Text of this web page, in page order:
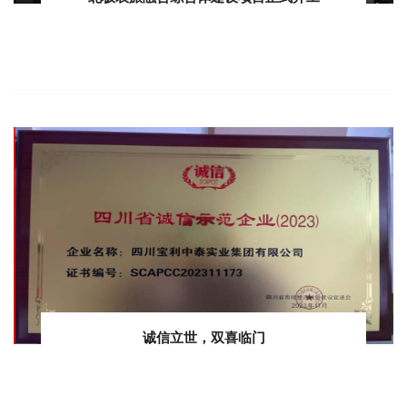
诚信立世，双喜临门